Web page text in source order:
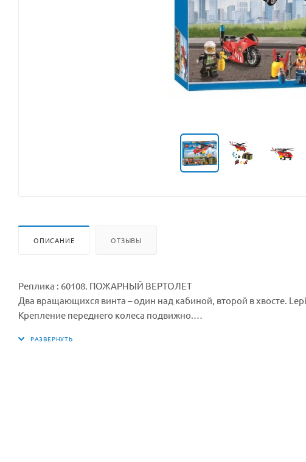
ОПИСАНИЕ ОТЗЫВЫ
Реплика : 60108. ПОЖАРНЫЙ ВЕРТОЛЕТ
Два вращающихся винта – один над кабиной, второй в хвосте.
Крепление переднего колеса подвижно.
стандартная серая деталь с печатью двух датчиков.